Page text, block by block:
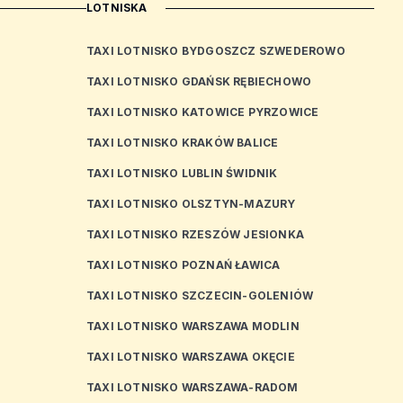
LOTNISKA
TAXI LOTNISKO BYDGOSZCZ SZWEDEROWO
TAXI LOTNISKO GDAŃSK RĘBIECHOWO
TAXI LOTNISKO KATOWICE PYRZOWICE
TAXI LOTNISKO KRAKÓW BALICE
TAXI LOTNISKO LUBLIN ŚWIDNIK
TAXI LOTNISKO OLSZTYN-MAZURY
TAXI LOTNISKO RZESZÓW JESIONKA
TAXI LOTNISKO POZNAŃ ŁAWICA
TAXI LOTNISKO SZCZECIN-GOLENIÓW
TAXI LOTNISKO WARSZAWA MODLIN
TAXI LOTNISKO WARSZAWA OKĘCIE
TAXI LOTNISKO WARSZAWA-RADOM